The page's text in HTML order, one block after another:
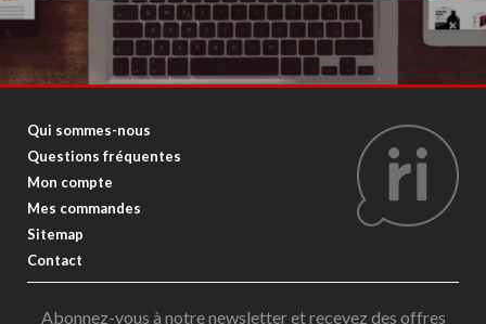
Qui sommes-nous
Questions fréquentes
Mon compte
Mes commandes
Sitemap
Contact
Abonnez-vous à notre newsletter et recevez des offres